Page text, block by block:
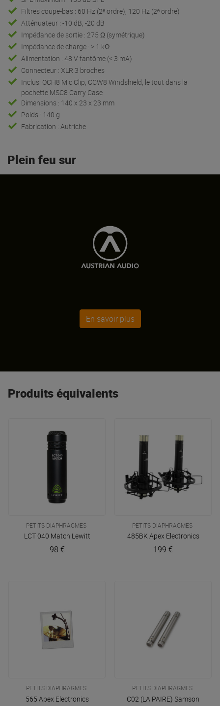
Filtres coupe-bas : 60 Hz (2ᵉ ordre), 120 Hz (2ᵉ ordre)
Atténuateur : -10 dB, -20 dB
Impédance de sortie : 275 Ω (symétrique)
Impédance de charge : > 1 kΩ
Alimentation : 48 V fantôme (< 3 mA)
Connecteur : XLR 3 broches
Inclus: OCH8 Mic Clip, CCW8 Windshield, le tout dans la
pochette MSC8 Carry Case
Dimensions : 140 x 23 x 23 mm
Poids : 140 g
Fabrication : Autriche
Plein feu sur
En savoir plus
Produits équivalents
PETITS DIAPHRAGMES
LCT 040 Match Lewitt
98 €
PETITS DIAPHRAGMES
485BKApex Electronics
199 €
PETITS DIAPHRAGMES
565 Apex Electronics
PETITS DIAPHRAGMES
C02 (LA PAIRE) Samson